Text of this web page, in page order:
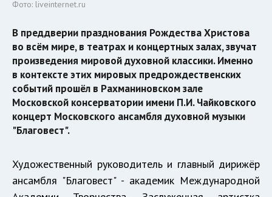
Фото: liveinternet.ru
В преддверии празднования Рождества Христова
во всём мире, в театрах и концертных залах, звучат
произведения мировой духовной классики. Именно
в контексте этих мировых предрождественских
событий прошёл в Рахманиновском зале
Московской консерватории имени П.И. Чайковского
концерт Московского ансамбля духовной музыки
"Благовест".
Художественный руководитель и главный дирижёр
ансамбля "Благовест" - академик Международной